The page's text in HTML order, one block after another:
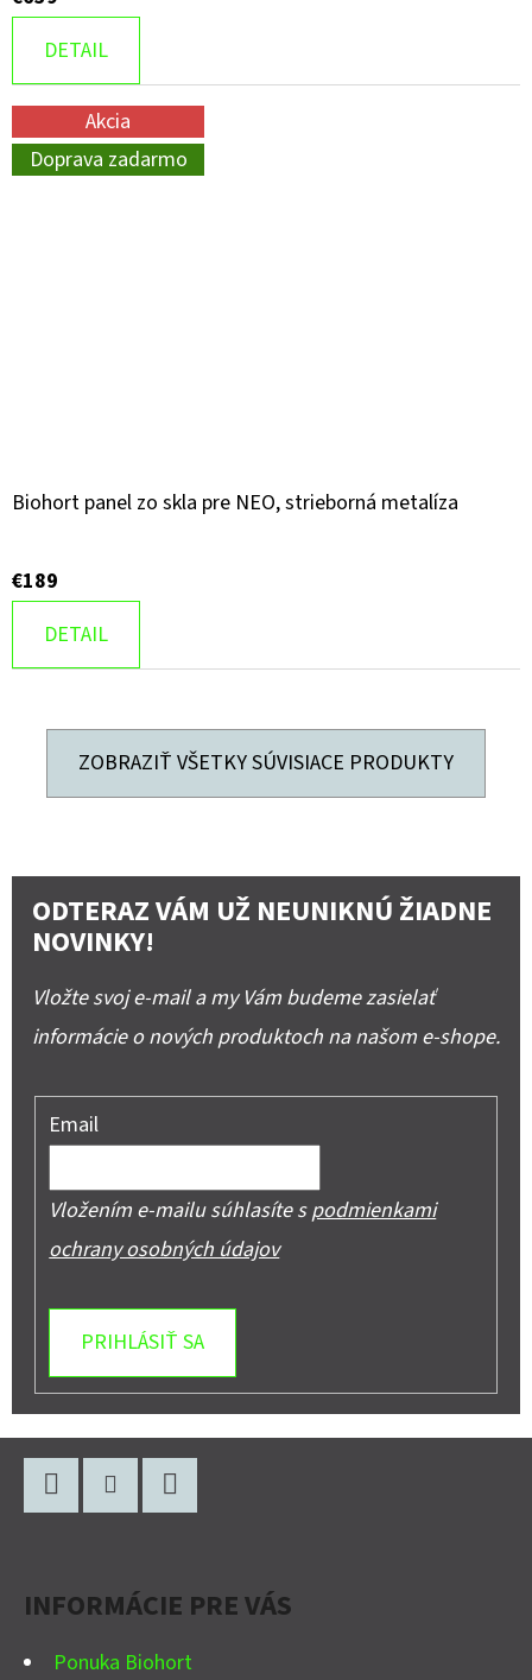
DETAIL
Akcia
Doprava zadarmo
Biohort panel zo skla pre NEO, strieborná metalíza
€189
DETAIL
ZOBRAZIŤ VŠETKY SÚVISIACE PRODUKTY
ODTERAZ VÁM UŽ NEUNIKNÚ ŽIADNE
NOVINKY!
Vložte svoj e-mail a my Vám budeme zasielať
informácie o nových produktoch na našom e-shope.
Email
Vložením e-mailu súhlasíte spodmienkami
ochrany osobných údajov
PRIHLÁSIŤ SA
INFORMÁCIE PRE VÁS
Ponuka Biohort